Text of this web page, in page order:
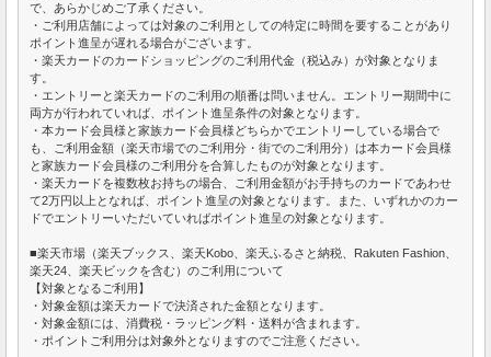
で、あらかじめご了承ください。
・ご利用店舗によっては対象のご利用としての特定に時間を要することがあり
ポイント進呈が遅れる場合がございます。
・楽天カードのカードショッピングのご利用代金（税込み）が対象となりま
す。
・エントリーと楽天カードのご利用の順番は問いません。エントリー期間中に
両方が行われていれば、ポイント進呈条件の対象となります。
・本カード会員様と家族カード会員様どちらかでエントリーしている場合で
も、ご利用金額（楽天市場でのご利用分・街でのご利用分）は本カード会員様
と家族カード会員様のご利用分を合算したものが対象となります。
・楽天カードを複数枚お持ちの場合、ご利用金額がお手持ちのカードであわせ
て2万円以上となれば、ポイント進呈の対象となります。また、いずれかのカー
ドでエントリーいただいていればポイント進呈の対象となります。
■楽天市場（楽天ブックス、楽天Kobo、楽天ふるさと納税、Rakuten Fashion、
楽天24、楽天ビックを含む）のご利用について
【対象となるご利用】
・対象金額は楽天カードで決済された金額となります。
・対象金額には、消費税・ラッピング料・送料が含まれます。
・ポイントご利用分は対象外となりますのでご注意ください。